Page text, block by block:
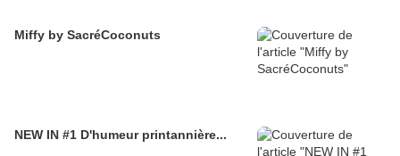
Miffy by SacréCoconuts
NEW IN #1 D'humeur printannière...